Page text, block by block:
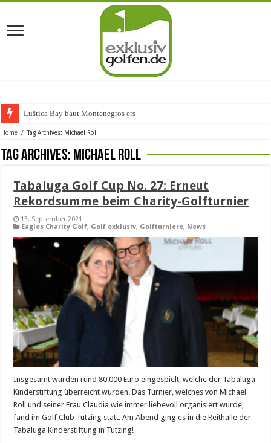
Luštica Bay baut Montenegros erste Golf-Commu
Home / Tag Archives: Michael Roll
Tag Archives: Michael Roll
Tabaluga Golf Cup No. 27: Erneut
Rekordsumme beim Charity-Golfturnier
13. September 2021
Eagles Charity Golf, Golf exklusiv, Golfturniere, News
Insgesamt wurden rund 80.000 Euro eingespielt, welche der Tabaluga
Kinderstiftung überreicht wurden. Das Turnier, welches von Michael
Roll und seiner Frau Claudia wie immer liebevoll organisiert wurde,
fand im Golf Club Tutzing statt. Am Abend ging es in die Reithalle der
Tabaluga Kinderstiftung in Tutzing!